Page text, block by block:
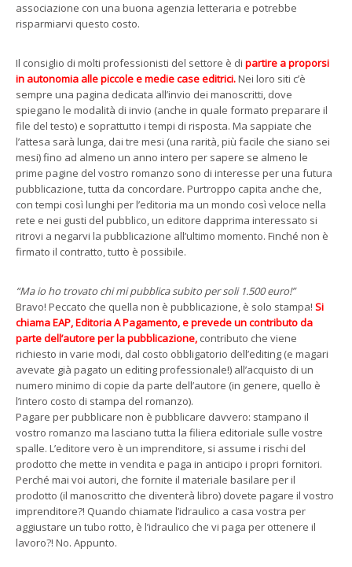
associazione con una buona agenzia letteraria e potrebbe
risparmiarvi questo costo.
Il consiglio di molti professionisti del settore è di partire a proporsi
in autonomia alle piccole e medie case editrici.Nei loro siti c’è
sempre una pagina dedicata all’invio dei manoscritti, dove
spiegano le modalità di invio (anche in quale formato preparare il
file del testo) e soprattutto i tempi di risposta. Ma sappiate che
l’attesa sarà lunga, dai tre mesi (una rarità, più facile che siano sei
mesi) fino ad almeno un anno intero per sapere se almeno le
prime pagine del vostro romanzo sono di interesse per una futura
pubblicazione, tutta da concordare. Purtroppo capita anche che,
con tempi così lunghi per l’editoria ma un mondo così veloce nella
rete e nei gusti del pubblico, un editore dapprima interessato si
ritrovi a negarvi la pubblicazione all’ultimo momento. Finché non è
firmato il contratto, tutto è possibile.
“Ma io ho trovato chi mi pubblica subito per soli 1.500 euro!”
Bravo! Peccato che quella non è pubblicazione, è solo stampa! Si
chiama EAP, Editoria A Pagamento, e prevede un contributo da
parte dell’autore per la pubblicazione, contributo che viene
richiesto in varie modi, dal costo obbligatorio dell’editing (e magari
avevate già pagato un editing professionale!) all’acquisto di un
numero minimo di copie da parte dell’autore (in genere, quello è
l’intero costo di stampa del romanzo).
Pagare per pubblicare non è pubblicare davvero: stampano il
vostro romanzo ma lasciano tutta la filiera editoriale sulle vostre
spalle. L’editore vero è un imprenditore, si assume i rischi del
prodotto che mette in vendita e paga in anticipo i propri fornitori.
Perché mai voi autori, che fornite il materiale basilare per il
prodotto (il manoscritto che diventerà libro) dovete pagare il vostro
imprenditore?! Quando chiamate l’idraulico a casa vostra per
aggiustare un tubo rotto, è l’idraulico che vi paga per ottenere il
lavoro?! No. Appunto.